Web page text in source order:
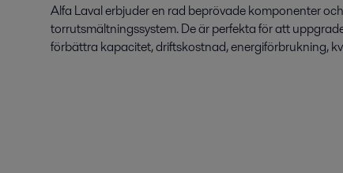
Alfa Laval erbjuder en rad beprövade komponenter
torrutsmältningssystem. De är perfekta för att
förbättra kapacitet, driftskostnad, energiförbrukning,